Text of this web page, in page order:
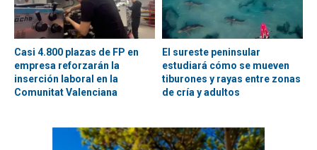
Casi 4.800 plazas de FP en
empresa reforzarán la
inserción laboral en la
Comunitat Valenciana
El sureste peninsular
estudiará cómo se mueven
tiburones y rayas entre zonas
de cría y adultos